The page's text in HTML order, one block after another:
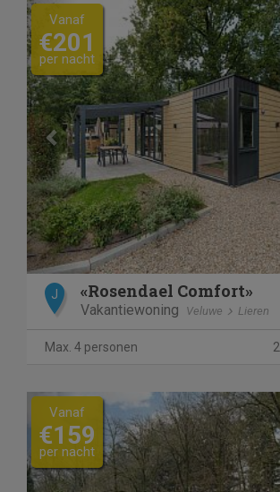
Previous
Vanaf
€201
per nacht
J «Rosendael Comfort»
Vakantiewoning Veluwe Lieren
Max. 4 personen
Previous
Vanaf
€159
per nacht